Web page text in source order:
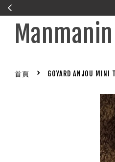
Manmanin
首頁 › GOYARD ANJOU